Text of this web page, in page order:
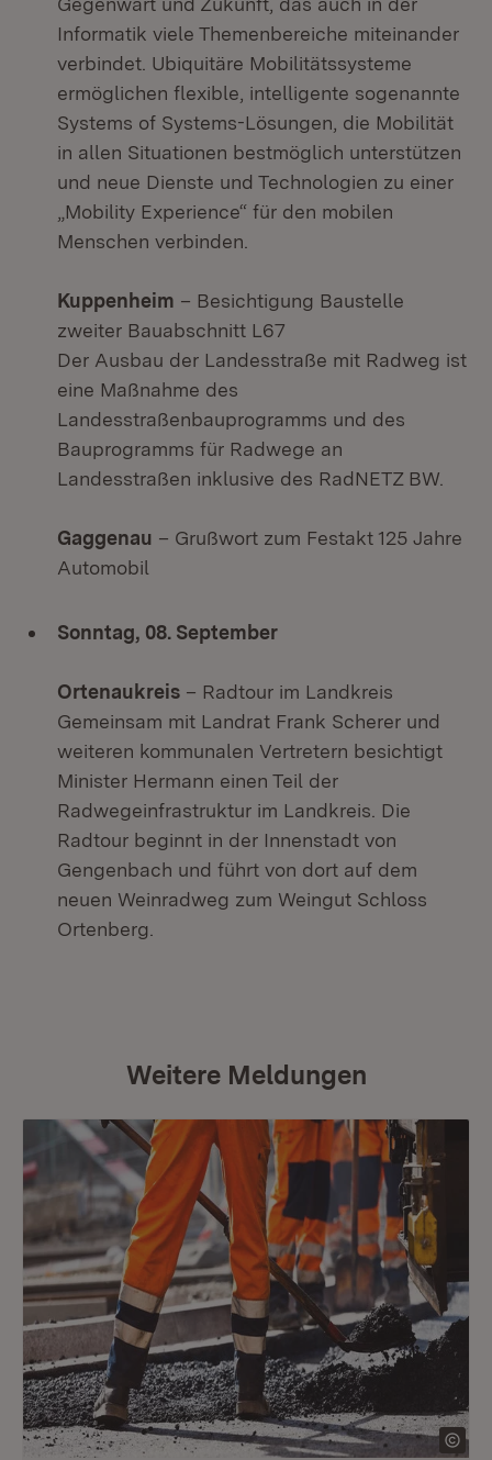
Informatik viele Themenbereiche miteinander
verbindet. Ubiquitäre Mobilitätssysteme
ermöglichen flexible, intelligente sogenannte
Systems of Systems-Lösungen, die Mobilität
in allen Situationen bestmöglich unterstützen
und neue Dienste und Technologien zu einer
„Mobility Experience“ für den mobilen
Menschen verbinden.
Kuppenheim – Besichtigung Baustelle
zweiter Bauabschnitt L67
Der Ausbau der Landesstraße mit Radweg ist
eine Maßnahme des
Landesstraßenbauprogramms und des
Bauprogramms für Radwege an
Landesstraßen inklusive des RadNETZ BW.
Gaggenau – Grußwort zum Festakt 125 Jahre
Automobil
Sonntag, 08. September
Ortenaukreis – Radtour im Landkreis
Gemeinsam mit Landrat Frank Scherer und
weiteren kommunalen Vertretern besichtigt
Minister Hermann einen Teil der
Radwegeinfrastruktur im Landkreis. Die
Radtour beginnt in der Innenstadt von
Gengenbach und führt von dort auf dem
neuen Weinradweg zum Weingut Schloss
Ortenberg.
Weitere Meldungen